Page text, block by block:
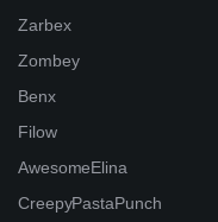
Zarbex
Zombey
Benx
Filow
AwesomeElina
CreepyPastaPunch